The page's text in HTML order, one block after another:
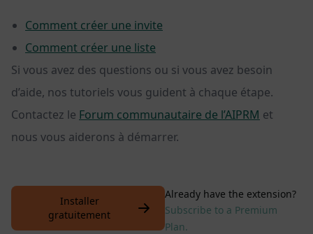
Comment créer une invite
Comment créer une liste
Si vous avez des questions ou si vous avez besoin
d’aide, nos tutoriels vous guident à chaque étape.
Contactez le Forum communautaire de l’AIPRM et
nous vous aiderons à démarrer.
Installer
gratuitement
Already have the extension?
Subscribe to a Premium
Plan.